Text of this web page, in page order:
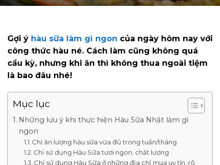
Gợi ý hàu sữa làm gì ngon của ngày hôm nay với
công thức hàu né. Cách làm cũng không quá
cầu kỳ, nhưng khi ăn thì không thua ngoài tiệm
là bao đâu nhé!
Mục lục
Những lưu ý khi thực hiện Hàu Sữa Nhật làm gì
ngon
Chỉ ăn lượng hàu sữa vừa đủ trong tuần/tháng
Chỉ sử dụng Hàu Sữa tươi ngon, chất lượng
Chỉ sử dụng Hàu Sữa ở những địa chỉ mua uy tín, rõ